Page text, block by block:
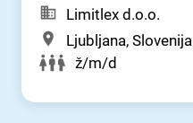
Limitlex d.o.o.
Ljubljana, Slovenija
ž/m/d